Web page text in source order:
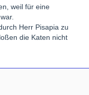
weil für eine
Herr Pisapia zu
die Katen nicht